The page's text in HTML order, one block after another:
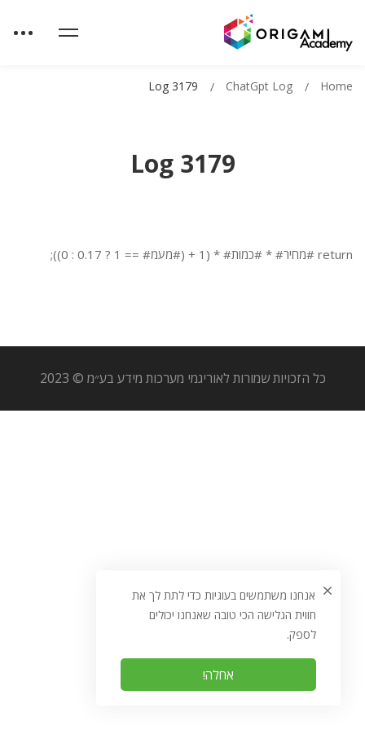
Log 3179
Home
ChatGpt Log
Log 3179
return #מחיר# * #כמות# * (1 + (#מעמ# == 1 ? 0.17 : 0));
כל הזכויות שמורות לאוריגמי מערכות מידע בע״מ © 2023
אנחנו משתמשים בעוגיות כדי לתת לך את
חווית הגלישה הכי טובה שאנחנו יכולים
לספק.
אחלה!